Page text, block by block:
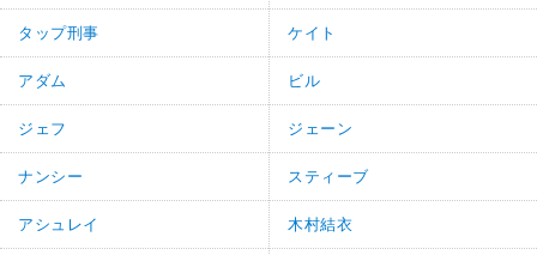
タップ刑事 ケイト
アダム ビル
ジェフ ジェーン
ナンシー スティーブ
アシュレイ 木村結衣